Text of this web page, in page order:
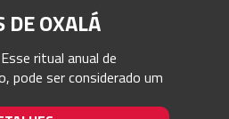
DE OXALÁ
ritual anual de
pode ser considerado um